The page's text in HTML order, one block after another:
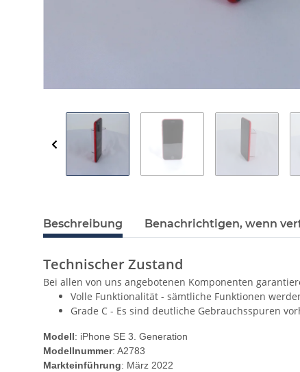
Beschreibung Benachrichtigen, wenn
Technischer Zustand
Bei allen von uns angebotenen Komponenten
Volle Funktionalität - sämtliche Funktionen
Grade C - Es sind deutliche Gebrauchsspuren
Modell: iPhone SE 3. Generation
Modellnummer: A2783
Markteinführung: März 2022